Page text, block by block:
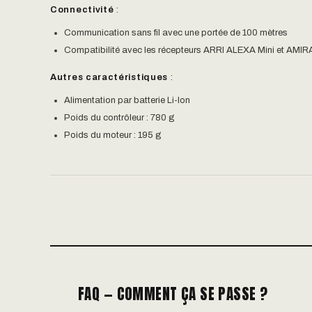
Connectivité :
Communication sans fil avec une portée de 100 mètres
Compatibilité avec les récepteurs ARRI ALEXA Mini et
Autres caractéristiques :
Alimentation par batterie Li-Ion
Poids du contrôleur : 780 g
Poids du moteur : 195 g
FAQ — COMMENT ÇA SE PASSE ?